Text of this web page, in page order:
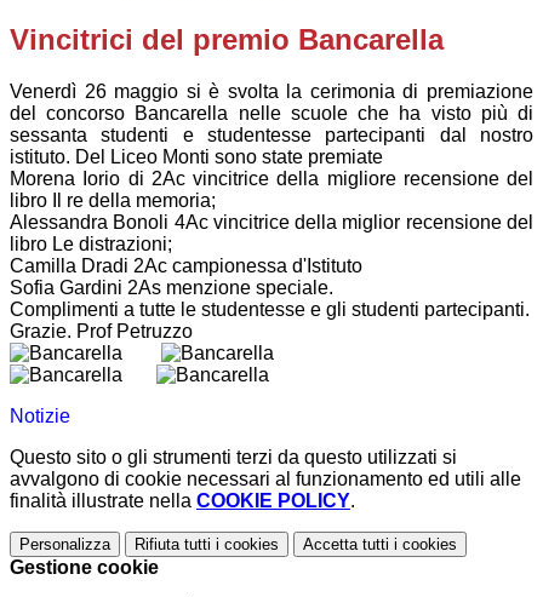
Vincitrici del premio Bancarella
Venerdì 26 maggio si è svolta la cerimonia di premiazione
del concorso Bancarella nelle scuole che ha visto più di
sessanta studenti e studentesse partecipanti dal nostro
istituto. Del Liceo Monti sono state premiate
Morena Iorio di 2Ac vincitrice della migliore recensione del
libro Il re della memoria;
Alessandra Bonoli 4Ac vincitrice della miglior recensione del
libro Le distrazioni;
Camilla Dradi 2Ac campionessa d'Istituto
Sofia Gardini 2As menzione speciale.
Complimenti a tutte le studentesse e gli studenti partecipanti.
Grazie. Prof Petruzzo
Notizie
Questo sito o gli strumenti terzi da questo utilizzati si
avvalgono di cookie necessari al funzionamento ed utili alle
finalità illustrate nella COOKIE POLICY.
Personalizza Rifiuta tutti i cookies Accetta tutti i cookies
Gestione cookie